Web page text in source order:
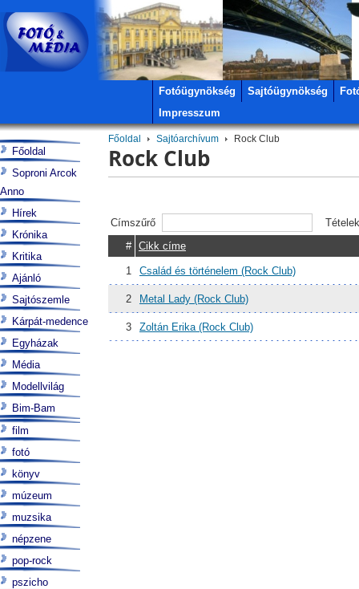
Fotóügynökség Sajtóügynökség
Impresszum
Főoldal Sajtóarchívum Rock Club
Rock Club
Címszűrő
#
Cikk címe
1 Család és történelem (Rock Club)
2 Metal Lady (Rock Club)
3 Zoltán Erika (Rock Club)
Főoldal
Soproni Arcok
Anno
Hírek
Krónika
Kritika
Ajánló
Sajtószemle
Kárpát-medence
Egyházak
Média
Modellvilág
Bim-Bam
film
fotó
könyv
múzeum
muzsika
népzene
pop-rock
pszicho